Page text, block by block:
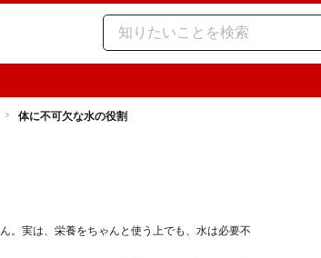
体に不可欠な水の役割
。実は、栄養をちゃんと使う上でも、水は必要不